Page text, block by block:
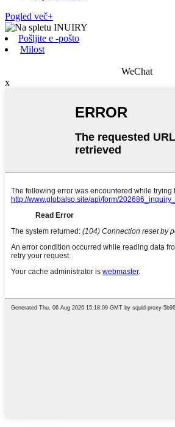
Pogled več+
Pošljite e -pošto
Milost
WeChat
x